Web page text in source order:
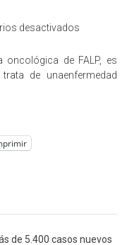
desactivados
Cargo»,
promueve
oncológica de FALP, es
de unaenfermedad
de 5.400 casos nuevos